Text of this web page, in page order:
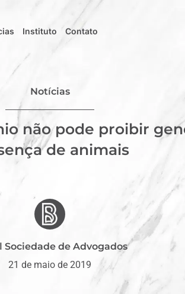
Instituto Contato
Notícias
não pode proibir
de animais
Sociedade de Advogados
21 de maio de 2019